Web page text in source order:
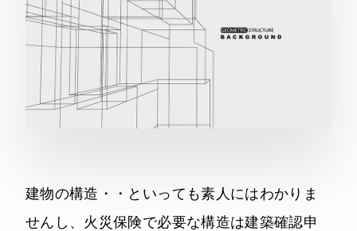
建物の構造・・といっても素人にはわかりま
せんし、火災保険で必要な構造は建築確認申